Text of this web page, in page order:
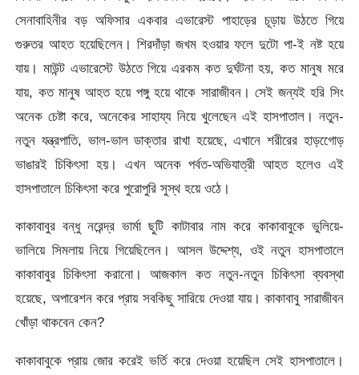
সেনাবাহিনীর বড় অফিসার একবার এভারেস্ট পাহাড়ের চূড়ায় উঠতে গিয়ে
গুরুতর আহত হয়েছিলেন। শিরদাঁড়া জখম হওয়ার ফলে দুটো পা-ই নষ্ট হয়ে
যায়। মাউন্ট এভারেস্টে উঠতে গিয়ে এরকম কত দুর্ঘটনা হয়, কত মানুষ মরে
যায়, কত মানুষ আহত হয়ে পঙ্গু হয়ে থাকে সারাজীবন। সেই জন্যই হরি সিং
অনেক চেষ্টা করে, অনেকের সাহায্য নিয়ে খুলেছেন এই হাসপাতাল। নতুন-
নতুন যন্ত্রপাতি, ভাল-ভাল ডাক্তার রাখা হয়েছে, এখানে শরীরের হাড়গোেড়
ভাঙারই চিকিৎসা হয়। এখন অনেক পর্বত-অভিযাত্রী আহত হলেও এই
হাসপাতালে চিকিৎসা করে পুরোপুরি সুস্থ হয়ে ওঠে।
কাকাবাবুর বন্ধু নরেন্দ্র ভার্মা ছুটি কাটাবার নাম করে কাকাবাবুকে ভুলিয়ে-
ভালিয়ে সিমলায় নিয়ে গিয়েছিলেন। আসল উদ্দেশ্য, ওই নতুন হাসপাতালে
কাকাবাবুর চিকিৎসা করানো। আজকাল কত নতুন-নতুন চিকিৎসা ব্যবস্থা
হয়েছে, অপারেশন করে প্রায় সবকিছু সারিয়ে দেওয়া যায়। কাকাবাবু সারাজীবন
খোঁড়া থাকবেন কেন?
কাকাবাবুকে প্রায় জোর করেই ভর্তি করে দেওয়া হয়েছিল সেই হাসপাতালে।